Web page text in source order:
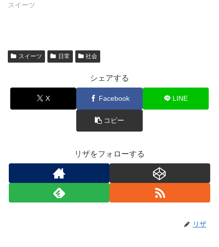
スイーツ
スイーツ 日常 社会
シェアする
X Facebook LINE
コピー
リザをフォローする
リザ